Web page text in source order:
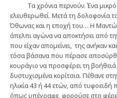
Τα χρόνια περνούν. Ένα μικρό
ελευθερωθεί. Μετά τη δολοφονία
Όθωνας και η εποχή του… Η Μαντώ
άπελπι αγώνα να αποκτήσει από
που είχαν απομείνει, της ανήκαν
τόσα βάσανα που πέρασε
κουράγιο να προσφέρει τη
δυστυχισμένα κορίτσια. Πέθανε
ηλικία 43 ή 44 ετών, από τυφοειδή
όπως υπέγραφε, φορούσε στο